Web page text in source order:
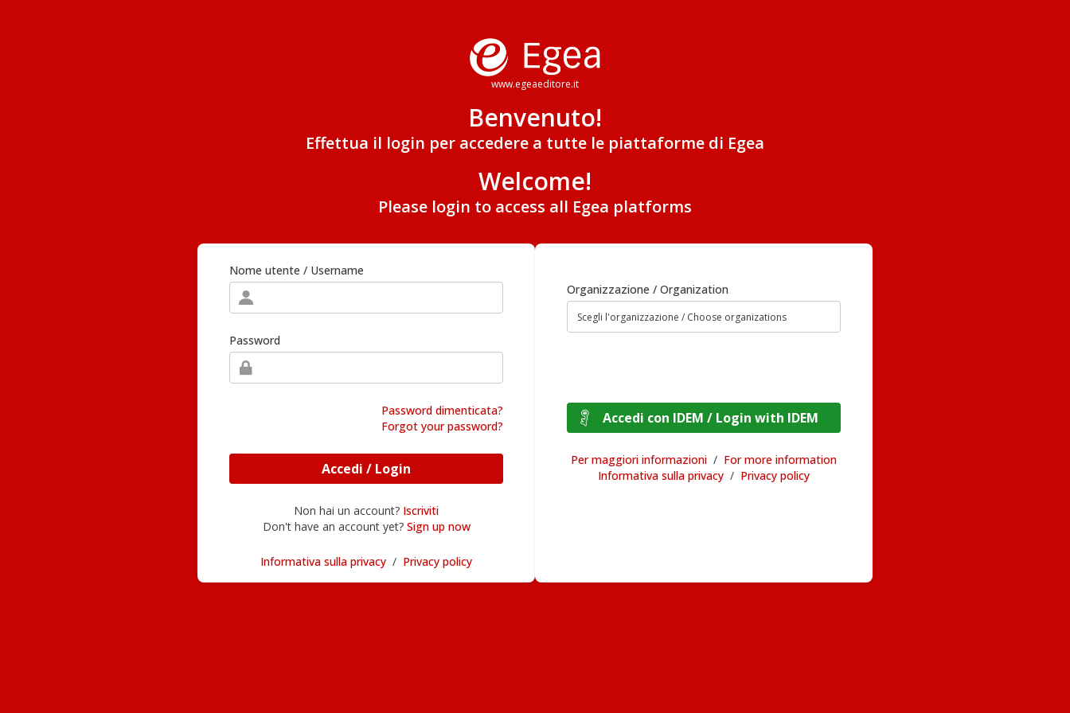
www.egeaeditore.it
Benvenuto!
Effettua il login per accedere a tutte le piattaforme di Egea
Welcome!
Please login to access all Egea platforms
Nome utente / Username
Password
Password dimenticata?
Forgot your password?
Accedi / Login
Non hai un account? Iscriviti
Don't have an account yet? Sign up now
Informativa sulla privacy / Privacy policy
Organizzazione / Organization
Accedi con IDEM / Login with IDEM
Per maggiori informazioni / For more information
Informativa sulla privacy / Privacy policy